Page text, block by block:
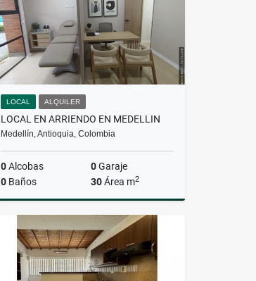
LOCAL ALQUILER
LOCAL EN ARRIENDO EN MEDELLIN
Medellín, Antioquia, Colombia
0Alcobas 0Garaje
0 Baños 30Área m2
Alquiler
$4.800.000